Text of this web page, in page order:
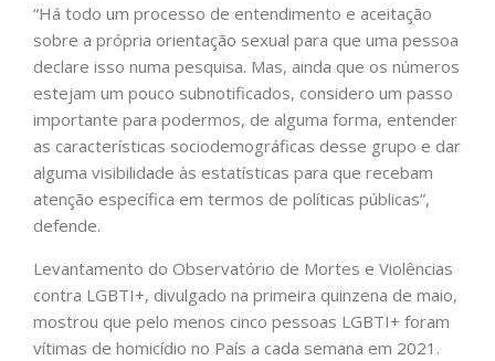
“Há todo um processo de entendimento e aceitação
sobre a própria orientação sexual para que uma pessoa
declare isso numa pesquisa. Mas, ainda que os números
estejam um pouco subnotificados, considero um passo
importante para podermos, de alguma forma, entender
as características sociodemográficas desse grupo e dar
alguma visibilidade às estatísticas para que recebam
atenção específica em termos de políticas públicas”,
defende.
Levantamento do Observatório de Mortes e Violências
contra LGBTI+, divulgado na primeira quinzena de maio,
mostrou que pelo menos cinco pessoas LGBTI+ foram
vítimas de homicídio no País a cada semana em 2021.